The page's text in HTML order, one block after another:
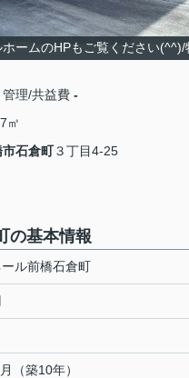
ームのHPもご覧ください(^^)/
理/共益費 -
㎡
市石倉町３丁目4-25
の基本情報
ル前橋石倉町
（築10年）